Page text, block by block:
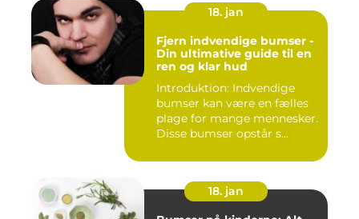
18. jan
Fjern indvendige bumser -
Din ultimative guide til en
ren og klar hud
Introduktion: Indvendige
bumser kan være en fælles
plage for mange mennesker.
Disse bumser opstår s...
18. jan